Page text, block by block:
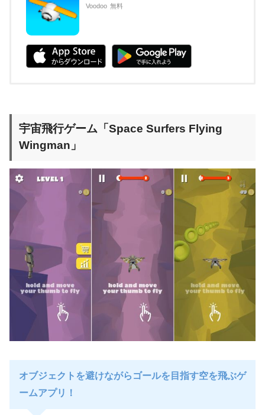
Voodoo 無料
宇宙飛行ゲーム「Space Surfers Flying
Wingman」
オブジェクトを避けながらゴールを目指す空を飛ぶゲ
ームアプリ！